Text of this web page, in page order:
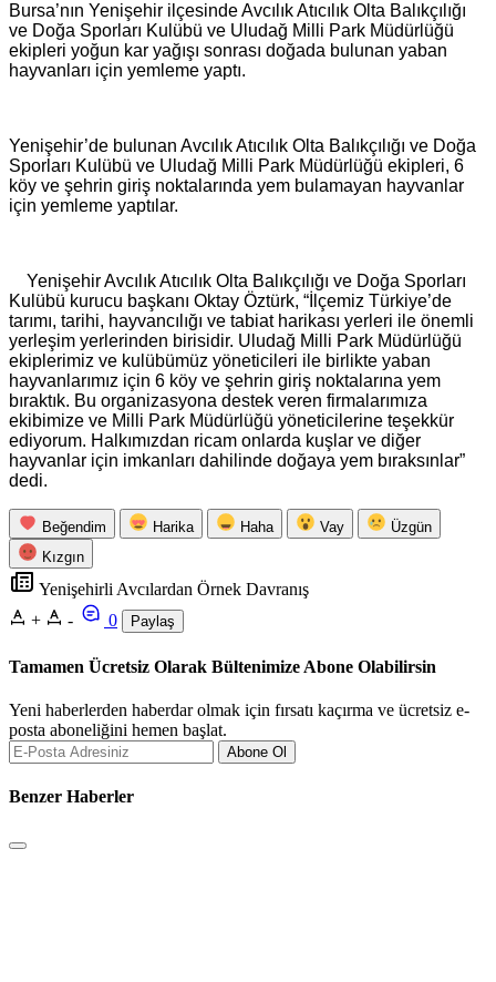
Bursa’nın Yenişehir ilçesinde Avcılık Atıcılık Olta Balıkçılığı
ve Doğa Sporları Kulübü ve Uludağ Milli Park Müdürlüğü
ekipleri yoğun kar yağışı sonrası doğada bulunan yaban
hayvanları için yemleme yaptı.
Yenişehir’de bulunan Avcılık Atıcılık Olta Balıkçılığı ve Doğa
Sporları Kulübü ve Uludağ Milli Park Müdürlüğü ekipleri, 6
köy ve şehrin giriş noktalarında yem bulamayan hayvanlar
için yemleme yaptılar.
Yenişehir Avcılık Atıcılık Olta Balıkçılığı ve Doğa Sporları
Kulübü kurucu başkanı Oktay Öztürk, “İlçemiz Türkiye’de
tarımı, tarihi, hayvancılığı ve tabiat harikası yerleri ile önemli
yerleşim yerlerinden birisidir. Uludağ Milli Park Müdürlüğü
ekiplerimiz ve kulübümüz yöneticileri ile birlikte yaban
hayvanlarımız için 6 köy ve şehrin giriş noktalarına yem
bıraktık. Bu organizasyona destek veren firmalarımıza
ekibimize ve Milli Park Müdürlüğü yöneticilerine teşekkür
ediyorum. Halkımızdan ricam onlarda kuşlar ve diğer
hayvanlar için imkanları dahilinde doğaya yem bıraksınlar”
dedi.
Beğendim Harika Haha Vay
Üzgün
Kızgın
Yenişehirli Avcılardan Örnek Davranış
+
- 0 Paylaş
Tamamen Ücretsiz Olarak Bültenimize Abone Olabilirsin
Yeni haberlerden haberdar olmak için fırsatı kaçırma ve ücretsiz e-
posta aboneliğini hemen başlat.
Abone Ol
Benzer Haberler